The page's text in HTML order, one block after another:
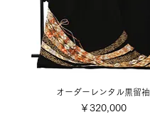
オーダーレンタル黒留袖
価格
￥320,000